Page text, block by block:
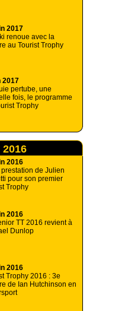
2017
renoue avec la
au Tourist Trophy
2017
pertube, une
fois, le programme
Trophy
2016
de Julien
pour son premier
Trophy
2016
TT 2016 revient à
Dunlop
2016
Trophy 2016 : 3e
de Ian Hutchinson en